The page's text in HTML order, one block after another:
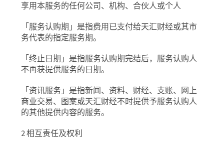
享用本服务的任何公司、机构、合伙人或个人
「服务认购期」是指费用已支付给天汇财经或其市
务代表的指定服务期。
「终止日期」是指服务认购期完结后，服务认购人
不再获提供服务的日期。
「资讯服务」是指新闻、资料、财经、支账、网上
商业交易、图案或天汇财经不时提供予服务认购人
的其他提供内容的服务。
2相互责任及权利